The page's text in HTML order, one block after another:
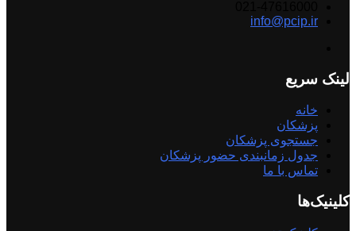
info@pcip.ir
لینک سریع
خانه
پزشکان
جستجوی پزشکان
جدول زمانبندی حضور پزشکان
تماس با ما
کلینیک‌ها